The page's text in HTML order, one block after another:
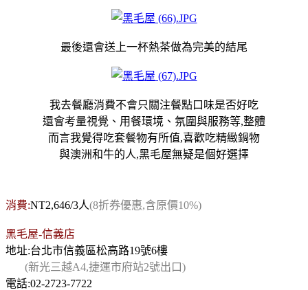
最後還會送上一杯熱茶做為完美的結尾
我去餐廳消費不會只關注餐點口味是否好吃
還會考量視覺、用餐環境、氛圍與服務等,整體
而言我覺得吃套餐物有所值,喜歡吃精緻鍋物
與澳洲和牛的人,黑毛屋無疑是個好選擇
消費:NT2,646/3人(8折券優惠,含原價10%)
黑毛屋-信義店
地址:台北市信義區松高路19號6樓
(新光三越A4,捷運市府站2號出口)
電話:02-2723-7722